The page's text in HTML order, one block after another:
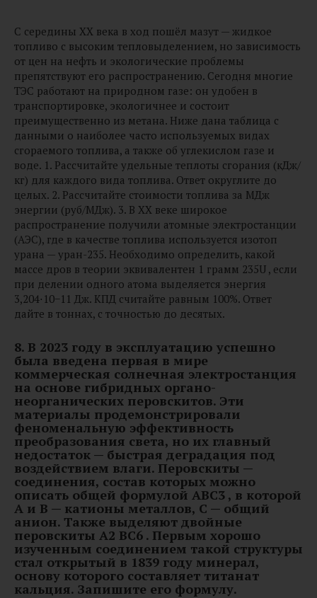
С середины XX века в ход пошёл мазут — жидкое
топливо с высоким тепловыделением, но зависимость
от цен на нефть и экологические проблемы
препятствуют его распространению. Сегодня многие
ТЭС работают на природном газе: он удобен в
транспортировке, экологичнее и состоит
преимущественно из метана. Ниже дана таблица с
данными о наиболее часто используемых видах
сгораемого топлива, а также об углекислом газе и
воде. 1. Рассчитайте удельные теплоты сгорания (кДж/
кг) для каждого вида топлива. Ответ округлите до
целых. 2. Рассчитайте стоимости топлива за МДж
энергии (руб/МДж). 3. В XX веке широкое
распространение получили атомные электростанции
(АЭС), где в качестве топлива используется изотоп
урана — уран-235. Необходимо определить, какой
массе дров в теории эквивалентен 1 грамм 235U , если
при делении одного атома выделяется энергия
3,204⋅10−11 Дж. КПД считайте равным 100%. Ответ
дайте в тоннах, с точностью до десятых.
8. В 2023 году в эксплуатацию успешно
была введена первая в мире
коммерческая солнечная электростанция
на основе гибридных органо-
неорганических перовскитов. Эти
материалы продемонстрировали
феноменальную эффективность
преобразования света, но их главный
недостаток — быстрая деградация под
воздействием влаги. Перовскиты —
соединения, состав которых можно
описать общей формулой ABC3 , в которой
A и B — катионы металлов, C — общий
анион. Также выделяют двойные
перовскиты A2 BC6 . Первым хорошо
изученным соединением такой структуры
стал открытый в 1839 году минерал,
основу которого составляет титанат
кальция. Запишите его формулу.